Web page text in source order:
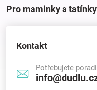
Pro maminky a tatínky
Kontakt
Potřebujete